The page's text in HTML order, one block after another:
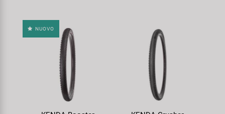
NUOVO